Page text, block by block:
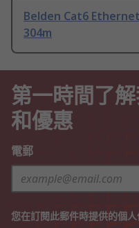
Belden Cat6
304m
第一時間了
和優惠
電郵
您在訂閱此郵件時提供的個